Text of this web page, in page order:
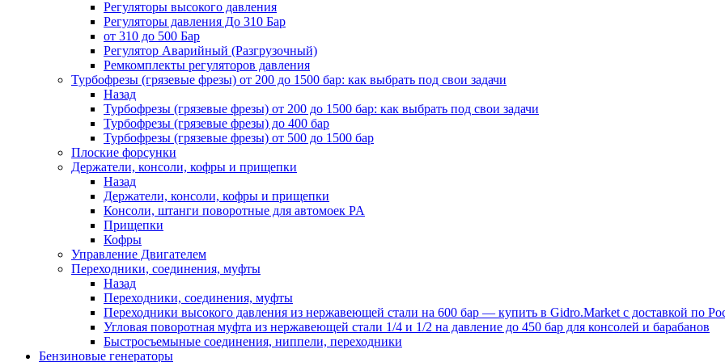
Регуляторы высокого давления
Регуляторы давления До 310 Бар
от 310 до 500 Бар
Регулятор Аварийный (Разгрузочный)
Ремкомплекты регуляторов давления
Турбофрезы (грязевые фрезы) от 200 до 1500 бар: как выбрать под свои задачи
Назад
Турбофрезы (грязевые фрезы) от 200 до 1500 бар: как выбрать под свои задачи
Турбофрезы (грязевые фрезы) до 400 бар
Турбофрезы (грязевые фрезы) от 500 до 1500 бар
Плоские форсунки
Держатели, консоли, кофры и прищепки
Назад
Держатели, консоли, кофры и прищепки
Консоли, штанги поворотные для автомоек PA
Прищепки
Кофры
Управление Двигателем
Переходники, соединения, муфты
Назад
Переходники, соединения, муфты
Переходники высокого давления из нержавеющей стали на 600 бар — купить в Gidro.Market с доставкой по
Угловая поворотная муфта из нержавеющей стали 1/4 и 1/2 на давление до 450 бар для консолей и барабанов
Быстросъемыные соединения, ниппели, переходники
Бензиновые генераторы